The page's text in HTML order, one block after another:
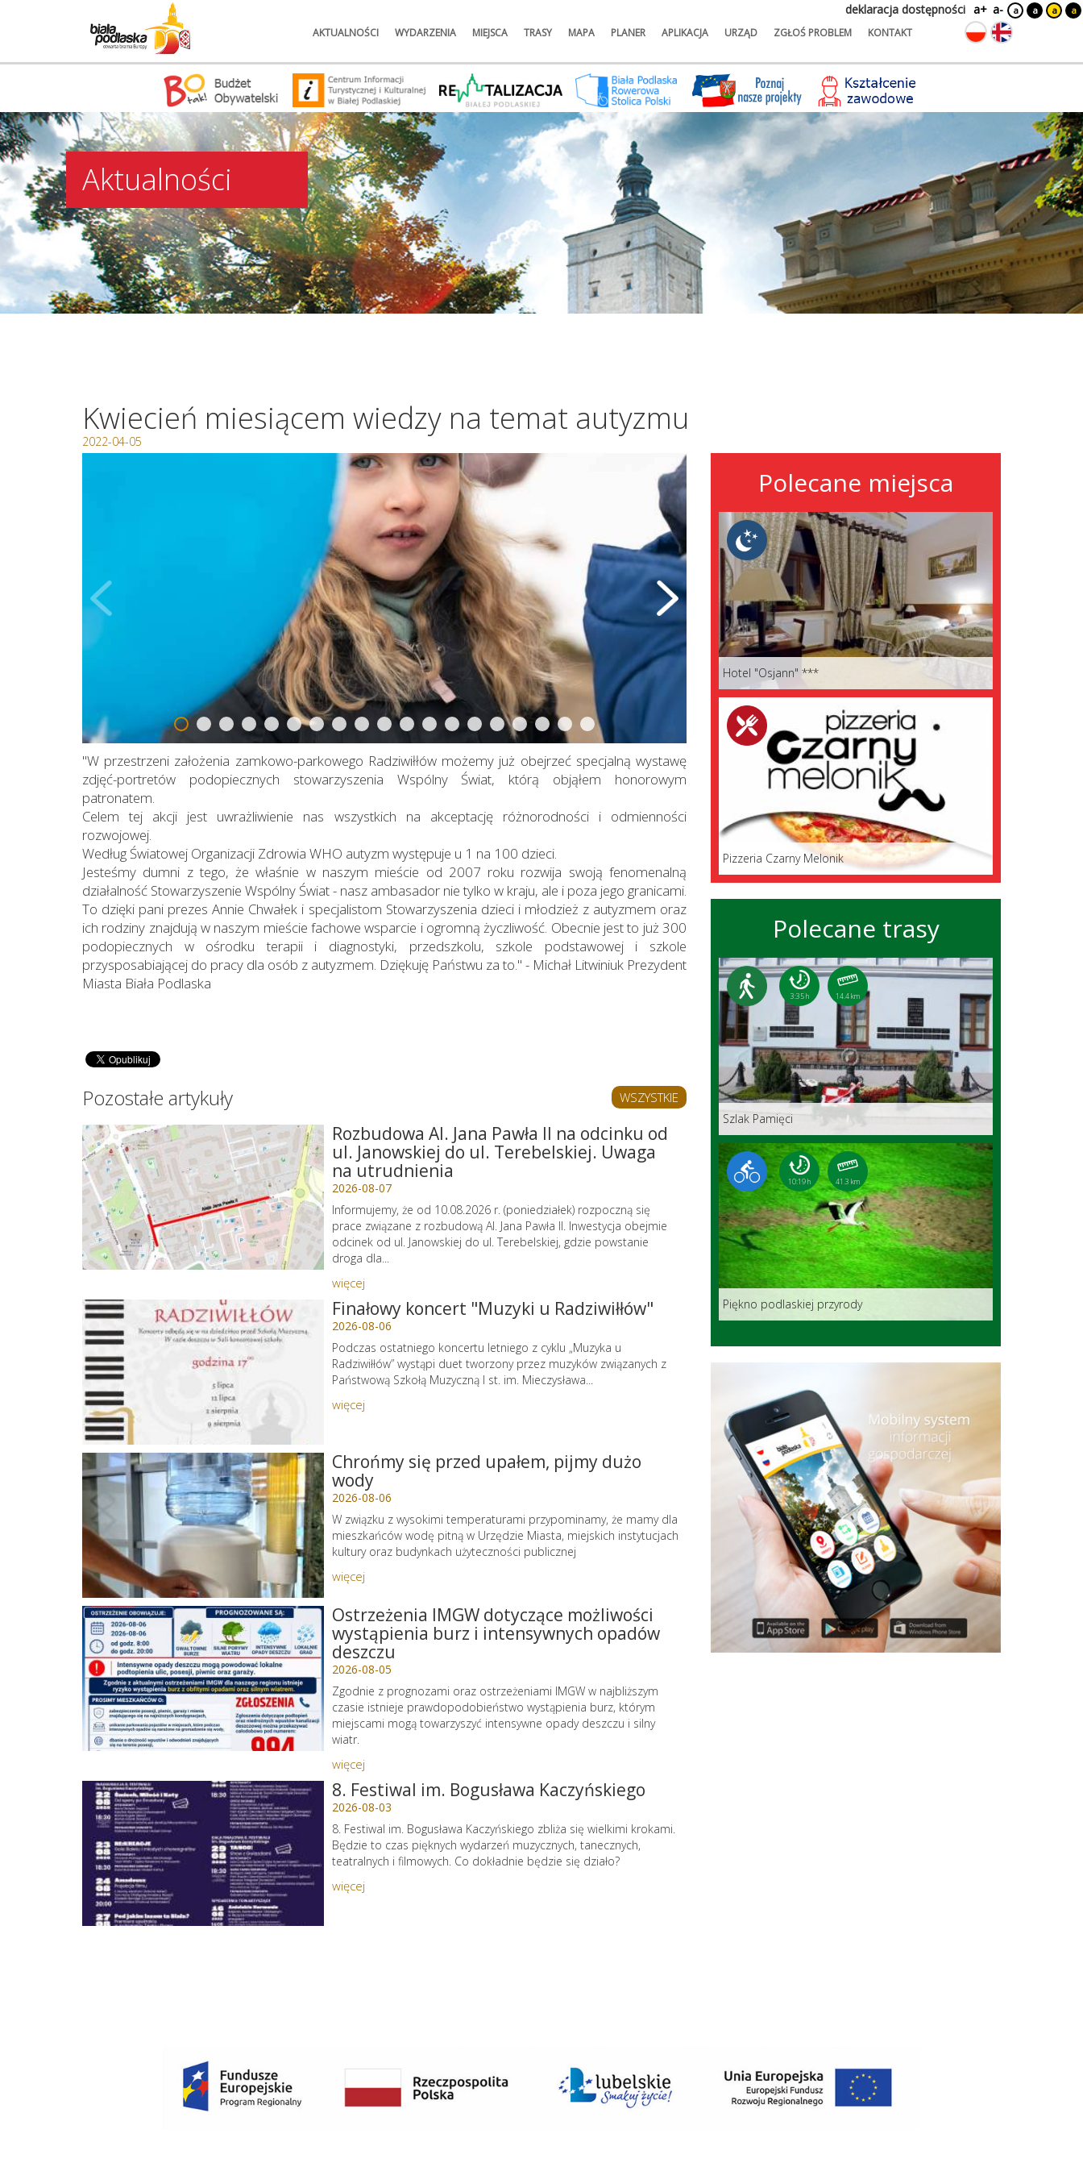
AKTUALNOŚCI WYDARZENIA MIEJSCA TRASY MAPA PLANER APLIKACJA URZĄD ZGŁOŚ PROBLEM KONTAKT
deklaracja dostępności a+ a- a a a a
Aktualności
Kwiecień miesiącem wiedzy na temat autyzmu
2022-04-05
"W przestrzeni założenia zamkowo-parkowego Radziwiłłów możemy już obejrzeć specjalną wystawę
zdjęć-portretów podopiecznych stowarzyszenia Wspólny Świat, którą objąłem honorowym
patronatem.
Celem tej akcji jest uwrażliwienie nas wszystkich na akceptację różnorodności i odmienności
rozwojowej.
Według Światowej Organizacji Zdrowia WHO autyzm występuje u 1 na 100 dzieci.
Jesteśmy dumni z tego, że właśnie w naszym mieście od 2007 roku rozwija swoją fenomenalną
działalność Stowarzyszenie Wspólny Świat - nasz ambasador nie tylko w kraju, ale i poza jego granicami.
To dzięki pani prezes Annie Chwałek i specjalistom Stowarzyszenia dzieci i młodzież z autyzmem oraz
ich rodziny znajdują w naszym mieście fachowe wsparcie i ogromną życzliwość. Obecnie jest to już 300
podopiecznych w ośrodku terapii i diagnostyki, przedszkolu, szkole podstawowej i szkole
przysposabiającej do pracy dla osób z autyzmem. Dziękuję Państwu za to." - Michał Litwiniuk Prezydent
Miasta Biała Podlaska
Pozostałe artykuły WSZYSTKIE
Rozbudowa Al. Jana Pawła II na odcinku od
ul. Janowskiej do ul. Terebelskiej. Uwaga
na utrudnienia
2026-08-07
Informujemy, że od 10.08.2026 r. (poniedziałek) rozpoczną się
prace związane z rozbudową Al. Jana Pawła II. Inwestycja obejmie
odcinek od ul. Janowskiej do ul. Terebelskiej, gdzie powstanie
droga dla...
więcej
Finałowy koncert "Muzyki u Radziwiłłów"
2026-08-06
Podczas ostatniego koncertu letniego z cyklu „Muzyka u
Radziwiłłów” wystąpi duet tworzony przez muzyków związanych z
Państwową Szkołą Muzyczną I st. im. Mieczysława...
więcej
Chrońmy się przed upałem, pijmy dużo
wody
2026-08-06
W związku z wysokimi temperaturami przypominamy, że mamy dla
mieszkańców wodę pitną w Urzędzie Miasta, miejskich instytucjach
kultury oraz budynkach użyteczności publicznej
więcej
Ostrzeżenia IMGW dotyczące możliwości
wystąpienia burz i intensywnych opadów
deszczu
2026-08-05
Zgodnie z prognozami oraz ostrzeżeniami IMGW w najbliższym
czasie istnieje prawdopodobieństwo wystąpienia burz, którym
miejscami mogą towarzyszyć intensywne opady deszczu i silny
wiatr.
więcej
8. Festiwal im. Bogusława Kaczyńskiego
2026-08-03
8. Festiwal im. Bogusława Kaczyńskiego zbliża się wielkimi krokami.
Będzie to czas pięknych wydarzeń muzycznych, tanecznych,
teatralnych i filmowych. Co dokładnie będzie się działo?
więcej
Polecane miejsca
Hotel "Osjann" ***
Pizzeria Czarny Melonik
Polecane trasy
3:35 h 14.4 km
Szlak Pamięci
10:19 h 41.3 km
Piękno podlaskiej przyrody